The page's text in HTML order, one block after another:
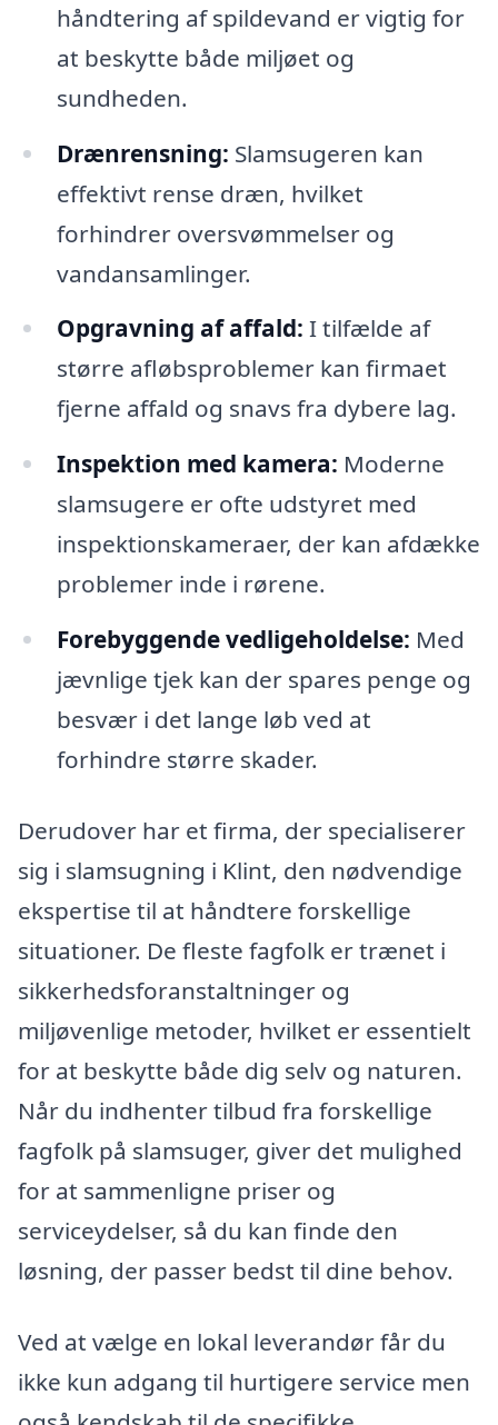
håndtering af spildevand er vigtig for
at beskytte både miljøet og
sundheden.
Drænrensning: Slamsugeren kan
effektivt rense dræn, hvilket
forhindrer oversvømmelser og
vandansamlinger.
Opgravning af affald: I tilfælde af
større afløbsproblemer kan firmaet
fjerne affald og snavs fra dybere lag.
Inspektion med kamera: Moderne
slamsugere er ofte udstyret med
inspektionskameraer, der kan afdække
problemer inde i rørene.
Forebyggende vedligeholdelse: Med
jævnlige tjek kan der spares penge og
besvær i det lange løb ved at
forhindre større skader.
Derudover har et firma, der specialiserer
sig i slamsugning i Klint, den nødvendige
ekspertise til at håndtere forskellige
situationer. De fleste fagfolk er trænet i
sikkerhedsforanstaltninger og
miljøvenlige metoder, hvilket er essentielt
for at beskytte både dig selv og naturen.
Når du indhenter tilbud fra forskellige
fagfolk på slamsuger, giver det mulighed
for at sammenligne priser og
serviceydelser, så du kan finde den
løsning, der passer bedst til dine behov.
Ved at vælge en lokal leverandør får du
ikke kun adgang til hurtigere service men